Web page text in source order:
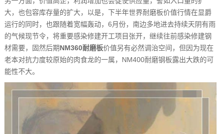
大，也包容库存量的扩大，以是，下半年世界耐磨板价值行情在显爵
运行的同时，也跟随着宽幅轰动，6月份，南边多地进去持续天阴有雨
的气候现节令，将重要感染修建开工项目张开，继续往前感染修建钢
材需要，固然后期NM360耐磨板价值另有必然调治空间，但因为现在
老本对抗力度较原始的肉食龙的一属，NM400耐磨钢板露出大跌的可
能性不大。